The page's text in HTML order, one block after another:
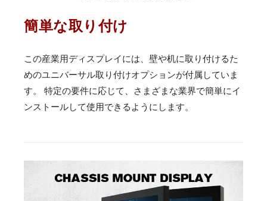
簡単な取り付け
この産業用ディスプレイには、壁や机に取り付けるた
めのユニバーサル取り付けオプションが付属していま
す。 特定の要件に応じて、さまざまな業界で簡単にイ
ンストールして使用できるようにします。